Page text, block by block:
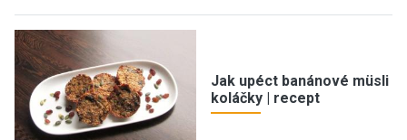
Jak upéct banánové müsli
koláčky | recept